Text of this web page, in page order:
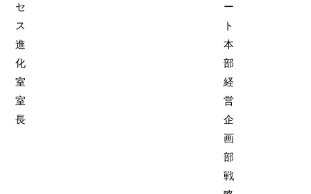
セ
ス
進
化
室
室
長
ー
ト
本
部
経
営
企
画
部
戦